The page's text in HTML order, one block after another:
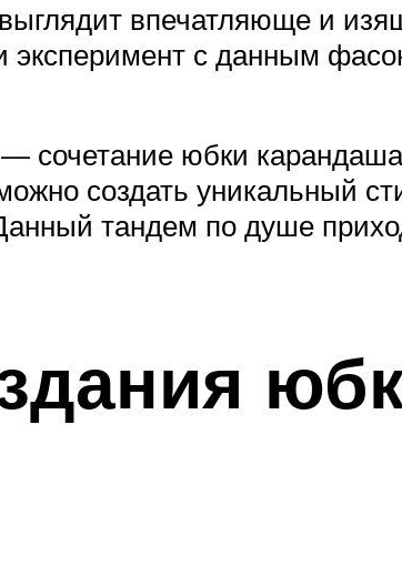
впечатляюще и
эксперимент с данным
сочетание юбки
создать уникальный
тандем по душе